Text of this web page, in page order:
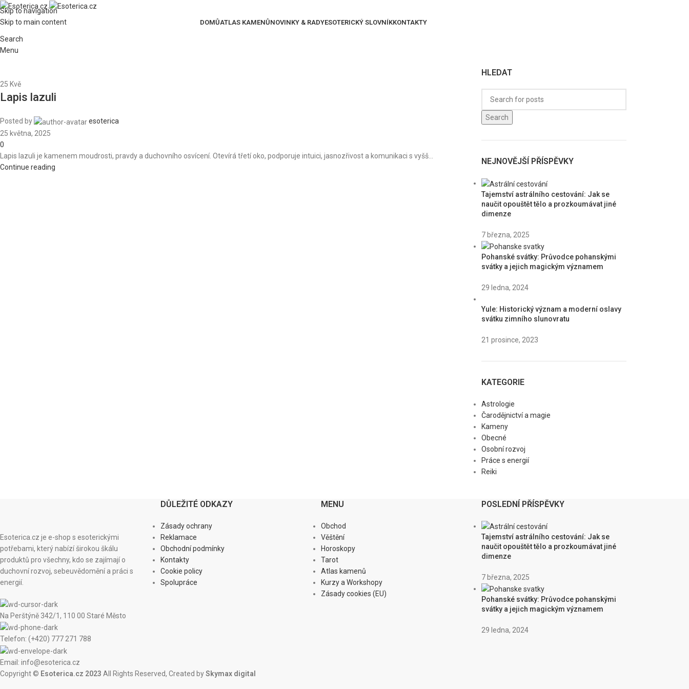
Skip to navigation
Skip to main content
DOMŮATLAS KAMENŮNOVINKY & RADYESOTERICKÝ SLOVNÍKKONTAKTY
Search
Menu
25 Kvě
Lapis lazuli
Posted by
esoterica
25 května, 2025
0
Lapis lazuli je kamenem moudrosti, pravdy a duchovního osvícení. Otevírá třetí oko, podporuje intuici, jasnozřivost a komunikaci s vyšš...
Continue reading
HLEDAT
Search
NEJNOVĚJŠÍ PŘÍSPĚVKY
Tajemství astrálního cestování: Jak se
naučit opouštět tělo a prozkoumávat jiné
dimenze
7 března, 2025
Pohanské svátky: Průvodce pohanskými
svátky a jejich magickým významem
29 ledna, 2024
Yule: Historický význam a moderní oslavy
svátku zimního slunovratu
21 prosince, 2023
KATEGORIE
Astrologie
Čarodějnictví a magie
Kameny
Obecné
Osobní rozvoj
Práce s energií
Reiki
Esoterica.cz je e-shop s esoterickými
potřebami, který nabízí širokou škálu
produktů pro všechny, kdo se zajímají o
duchovní rozvoj, sebeuvědomění a práci s
energií.
Na Perštýně 342/1, 110 00 Staré Město
Telefon: (+420) 777 271 788
Email: info@esoterica.cz
DŮLEŽITÉ ODKAZY
Zásady ochrany
Reklamace
Obchodní podmínky
Kontakty
Cookie policy
Spolupráce
MENU
Obchod
Věštění
Horoskopy
Tarot
Atlas kamenů
Kurzy a Workshopy
Zásady cookies (EU)
POSLEDNÍ PŘÍSPĚVKY
Tajemství astrálního cestování: Jak se
naučit opouštět tělo a prozkoumávat jiné
dimenze
7 března, 2025
Pohanské svátky: Průvodce pohanskými
svátky a jejich magickým významem
29 ledna, 2024
Copyright © Esoterica.cz 2023 All Rights Reserved, Created bySkymax digital